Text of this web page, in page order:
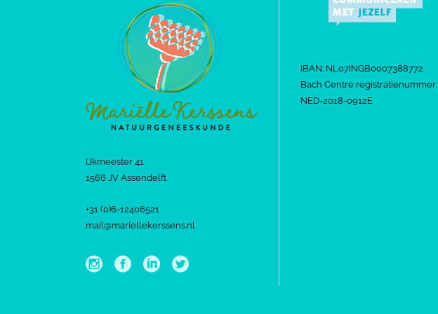
IJkmeester 41
1566 JV Assendelft
+31 (0)6-12406521
mail@mariellekerssens.nl
IBAN: NL07INGB0007388772
Bach Centre registratienummer:
NED-2018-0912E